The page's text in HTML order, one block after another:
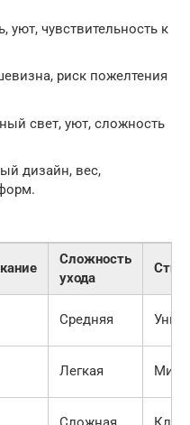
уют, чувствительность к
риск пожелтения
свет, уют, сложность
дизайн, вес,
Сложность
ухода
Средняя
Легкая